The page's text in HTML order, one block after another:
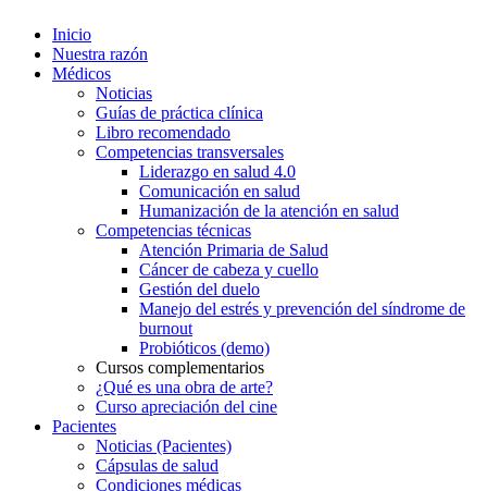
Inicio
Nuestra razón
Médicos
Noticias
Guías de práctica clínica
Libro recomendado
Competencias transversales
Liderazgo en salud 4.0
Comunicación en salud
Humanización de la atención en salud
Competencias técnicas
Atención Primaria de Salud
Cáncer de cabeza y cuello
Gestión del duelo
Manejo del estrés y prevención del síndrome de
burnout
Probióticos (demo)
Cursos complementarios
¿Qué es una obra de arte?
Curso apreciación del cine
Pacientes
Noticias (Pacientes)
Cápsulas de salud
Condiciones médicas